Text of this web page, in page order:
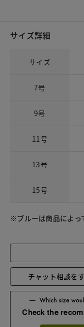
サイズ詳細
サイズ
7号
9号
11号
13号
15号
※ブルーは商品によっ
チャット相談を
Check the